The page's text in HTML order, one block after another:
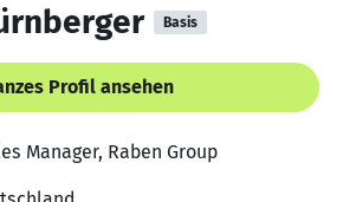
Basis
Profil ansehen
Manager, Raben Group